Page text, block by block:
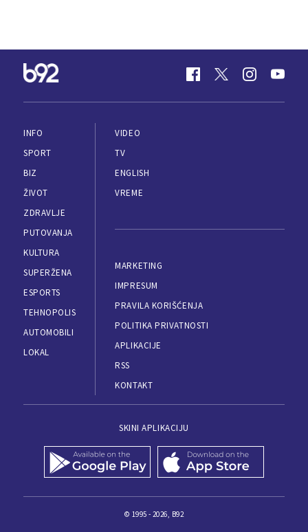
INFO
SPORT
BIZ
ŽIVOT
ZDRAVLJE
PUTOVANJA
KULTURA
SUPERŽENA
ESPORTS
TEHNOPOLIS
AUTOMOBILI
LOKAL
VIDEO
TV
ENGLISH
VREME
MARKETING
IMPRESUM
PRAVILA KORIŠĆENJA
POLITIKA PRIVATNOSTI
APLIKACIJE
RSS
KONTAKT
SKINI APLIKACIJU
© 1995 - 2026, B92